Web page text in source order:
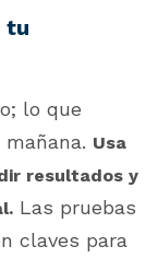
tu
lo que
Usa
resultados y
Las pruebas
claves para